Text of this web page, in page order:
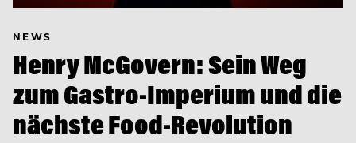
NEWS
Henry McGovern: Sein Weg
zum Gastro-Imperium und die
nächste Food-Revolution